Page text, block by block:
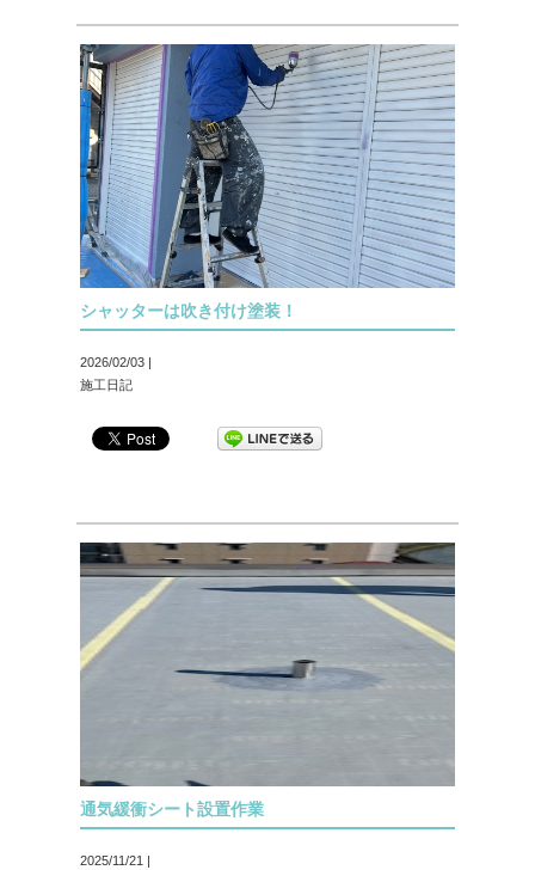
シャッターは吹き付け塗装！
2026/02/03 |
施工日記
通気緩衝シート設置作業
2025/11/21 |